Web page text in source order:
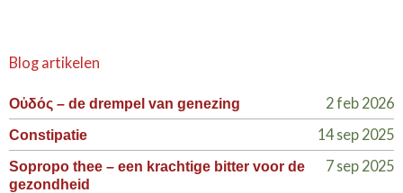
Blog artikelen
Οὐδός – de drempel van genezing 2 feb 2026
Constipatie 14 sep 2025
Sopropo thee – een krachtige bitter voor de
gezondheid
7 sep 2025